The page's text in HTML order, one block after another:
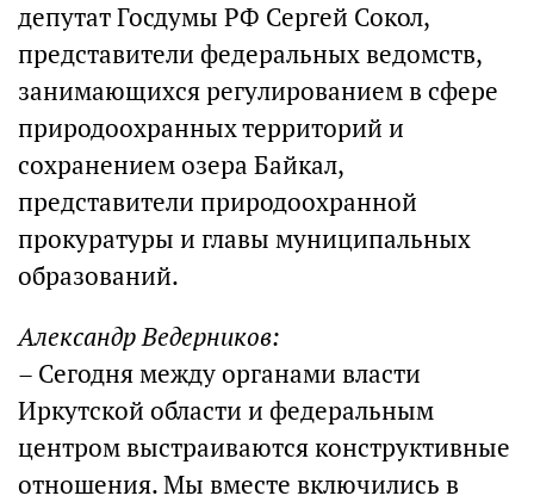
депутат Госдумы РФ Сергей Сокол,
представители федеральных ведомств,
занимающихся регулированием в сфере
природоохранных территорий и
сохранением озера Байкал,
представители природоохранной
прокуратуры и главы муниципальных
образований.
Александр Ведерников:
– Сегодня между органами власти
Иркутской области и федеральным
центром выстраиваются конструктивные
отношения. Мы вместе включились в